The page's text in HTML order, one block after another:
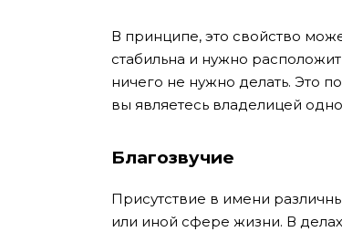
В принципе, это свойство
стабильна и нужно
ничего не нужно делать. Это
вы являетесь владелицей
Благозвучие
Присутствие в имени
или иной сфере жизни. В